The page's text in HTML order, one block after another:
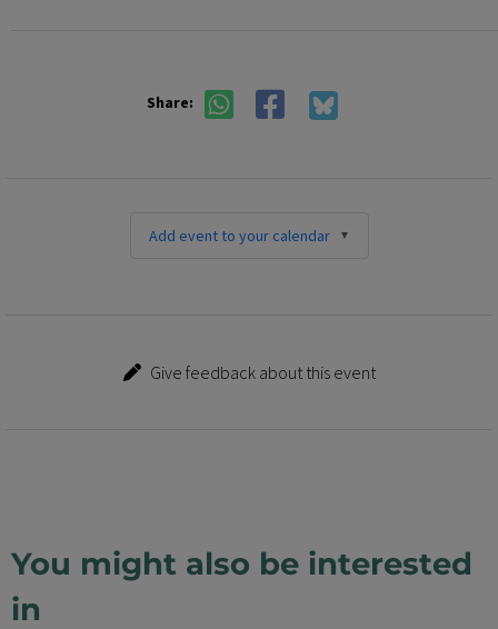
Share:
Add event to your calendar
Give feedback about this event
You might also be interested
in